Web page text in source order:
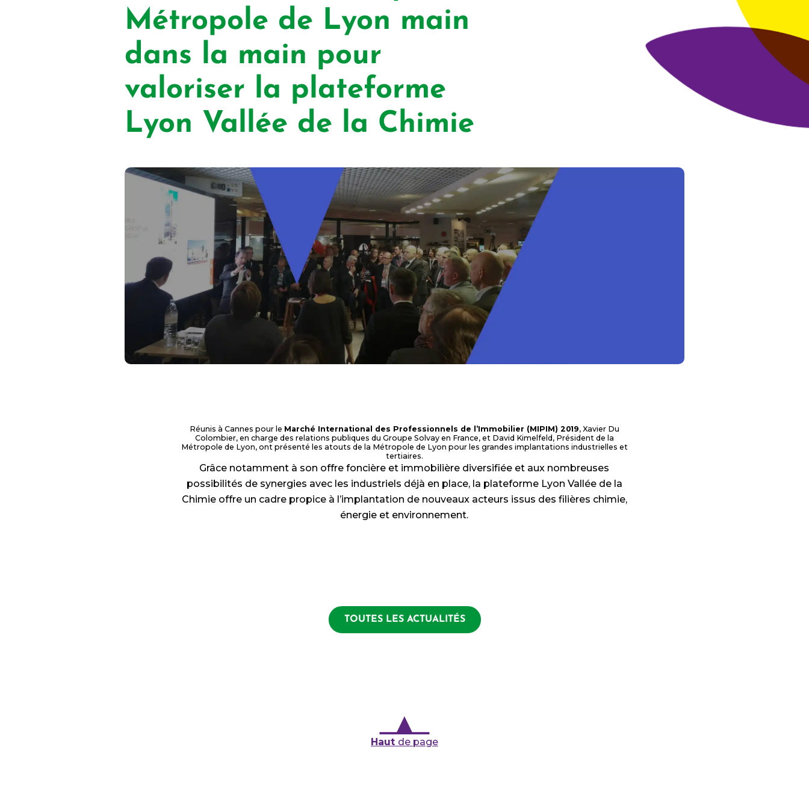
Métropole de Lyon main
dans la main pour
valoriser la plateforme
Lyon Vallée de la Chimie
Réunis à Cannes pour le Marché International des Professionnels de l’Immobilier (MIPIM) 2019, Xavier Du
Colombier, en charge des relations publiques du Groupe Solvay en France, et David Kimelfeld, Président de la
Métropole de Lyon, ont présenté les atouts de la Métropole de Lyon pour les grandes implantations industrielles et
tertiaires.
Grâce notamment à son offre foncière et immobilière diversifiée et aux nombreuses
possibilités de synergies avec les industriels déjà en place, la plateforme Lyon Vallée de la
Chimie offre un cadre propice à l’implantation de nouveaux acteurs issus des filières chimie,
énergie et environnement.
TOUTES LES ACTUALITÉS
Haut de page